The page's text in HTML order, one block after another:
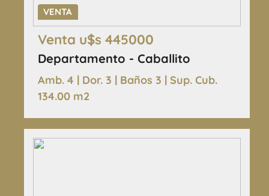
VENTA
Venta u$s 445000
Departamento - Caballito
Amb. 4 | Dor. 3 | Baños 3 | Sup. Cub.
134.00 m2